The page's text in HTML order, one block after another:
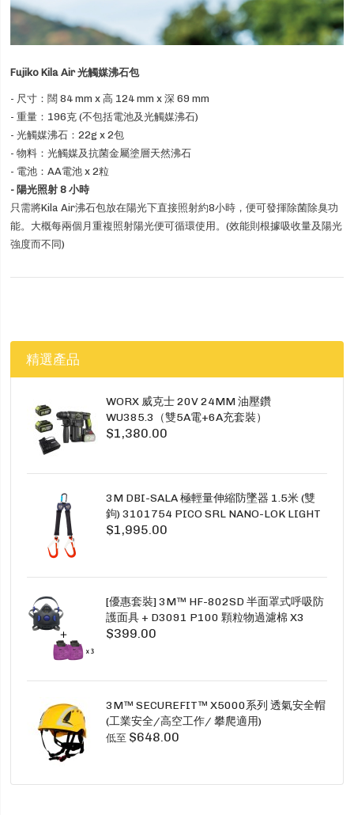
Fujiko Kila Air 光觸媒沸石包
- 尺寸：闊 84 mm x 高 124 mm x 深 69 mm
- 重量：196克 (不包括電池及光觸媒沸石)
- 光觸媒沸石：22g x 2包
- 物料：光觸媒及抗菌金屬塗層天然沸石
- 電池：AA電池 x 2粒
- 陽光照射 8 小時
只需將Kila Air沸石包放在陽光下直接照射約8小時，便可發揮除菌除臭功
能。 大概每兩個月重複照射陽光便可循環使用。(效能則根據吸收量及陽光
強度而不同)
精選產品
WORX 威克士 20V 24MM 油壓鑽
WU385.3（雙5A電+6A充套裝）
$1,380.00
3M DBI-SALA 極輕量伸縮防墜器 1.5米 (雙
鉤) 3101754 PICO SRL NANO-LOK LIGHT
1.5M TWINS
$1,995.00
[優惠套裝] 3M™ HF-802SD 半面罩式呼吸防
護面具 + D3091 P100 顆粒物過濾棉 X3
SECURE CLICK HF-802SD HF-800SD 系列
$399.00
3M™ SECUREFIT™ X5000系列 透氣安全帽
(工業安全/高空工作/ 攀爬適用)
低至 $648.00